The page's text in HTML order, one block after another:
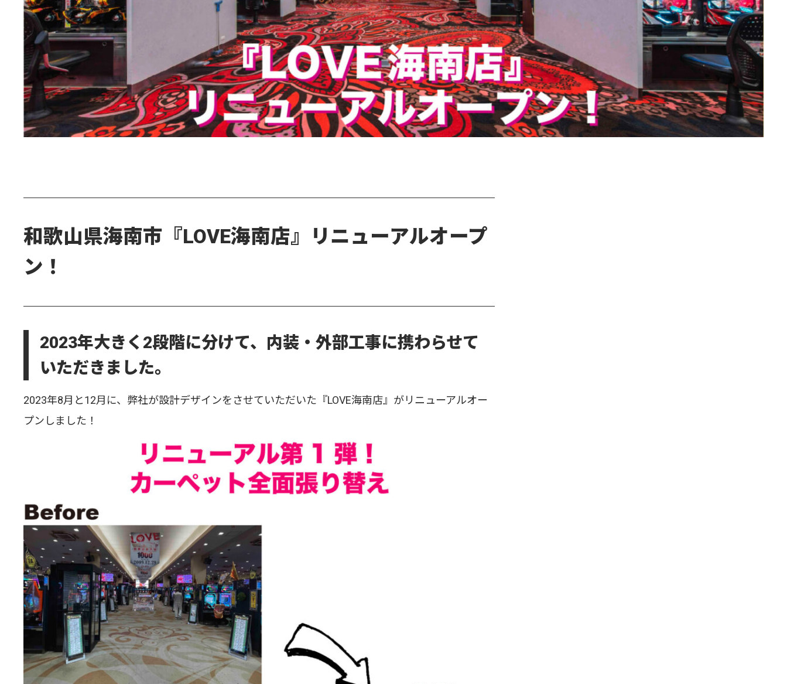
和歌山県海南市『LOVE海南店』リニューアルオープ
ン！
2023年大きく2段階に分けて、内装・外部工事に携わらせて
いただきました。
2023年8月と12月に、弊社が設計デザインをさせていただいた『LOVE海南店』がリニューアルオー
プンしました！